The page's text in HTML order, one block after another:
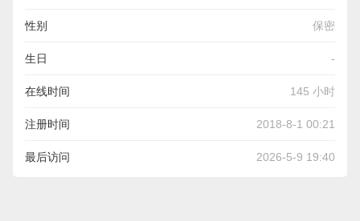
性别 保密
生日 -
在线时间 145 小时
注册时间 2018-8-1 00:21
最后访问 2026-5-9 19:40